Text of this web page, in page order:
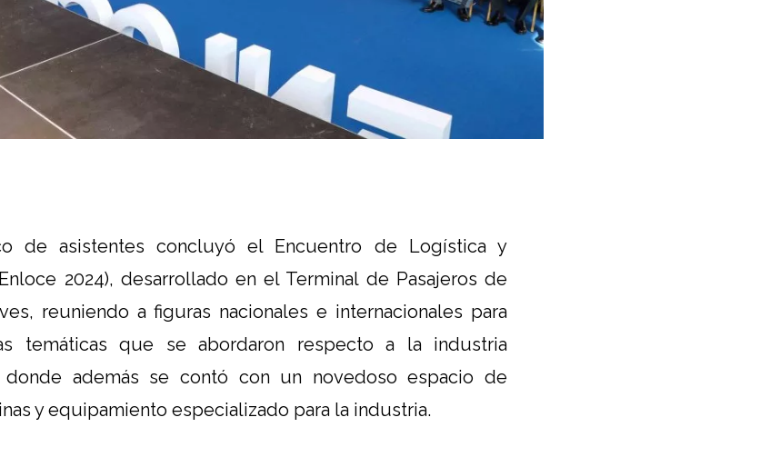
de asistentes concluyó el Encuentro de Logística y
2024), desarrollado en el Terminal de Pasajeros de
reuniendo a figuras nacionales e internacionales para
temáticas que se abordaron respecto a la industria
donde además se contó con un novedoso espacio de
y equipamiento especializado para la industria.